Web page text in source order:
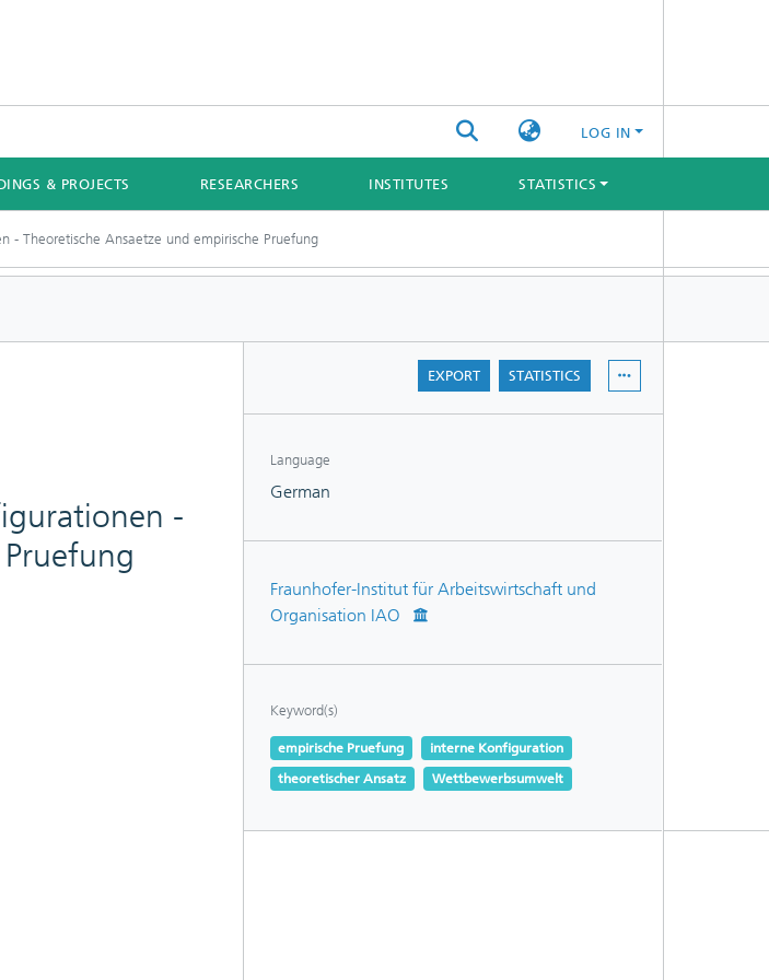
LOG IN
& PROJECTS RESEARCHERS INSTITUTES STATISTICS
- Theoretische Ansaetze und empirische Pruefung
EXPORT STATISTICS
-
Language
German
Fraunhofer-Institut für Arbeitswirtschaft und
Organisation IAO
Keyword(s)
empirische Pruefung
interne Konfiguration
theoretischer Ansatz
Wettbewerbsumwelt